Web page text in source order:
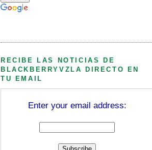
RECIBE LAS NOTICIAS DE
BLACKBERRYVZLA DIRECTO EN
TU EMAIL
Enter your email address: